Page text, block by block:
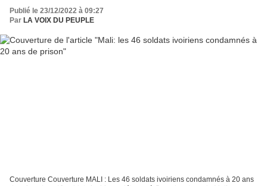
Publié le 23/12/2022 à 09:27
Par LA VOIX DU PEUPLE
Couverture Couverture MALI : Les 46 soldats ivoiriens condamnés à 20 ans